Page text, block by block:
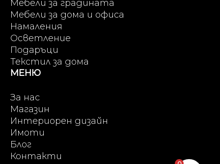
Мебели за градината
Мебели за дома и офиса
Намаления
Осветление
Подаръци
Текстил за дома
МЕНЮ
За нас
Магазин
Интериорен дизайн
Имоти
Блог
Контакти